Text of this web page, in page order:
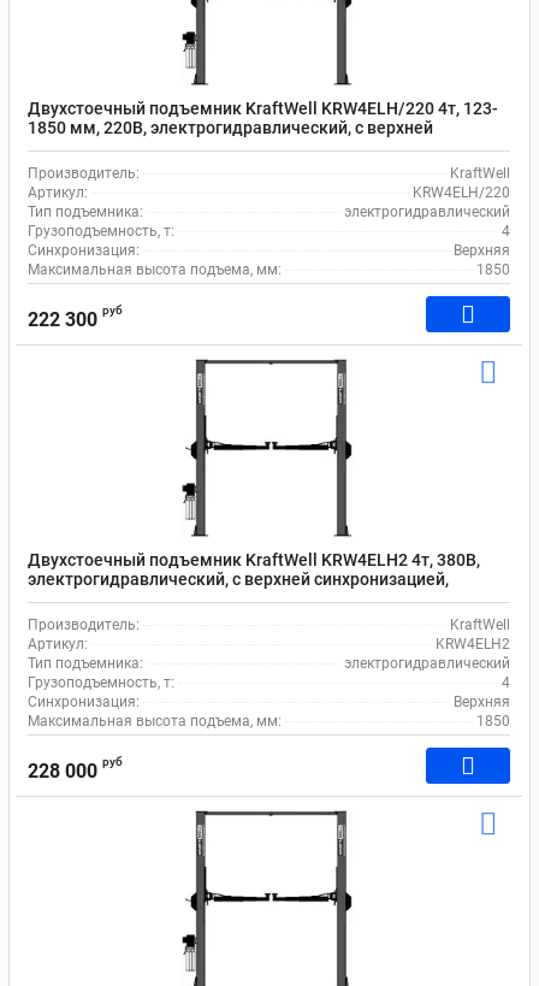
Двухстоечный подъемник KraftWell KRW4ELH/220 4т, 123-
1850 мм, 220В, электрогидравлический, с верхней
синхронизацией
Производитель:
KraftWell
Артикул:
KRW4ELH/220
Тип подъемника:
электрогидравлический
Грузоподъемность, т:
4
Синхронизация:
Верхняя
Максимальная высота подъема, мм:
1850
222 300 руб
Двухстоечный подъемник KraftWell KRW4ELH2 4т, 380В,
электрогидравлический, с верхней синхронизацией,
габаритная высота 3960 мм
Производитель:
KraftWell
Артикул:
KRW4ELH2
Тип подъемника:
электрогидравлический
Грузоподъемность, т:
4
Синхронизация:
Верхняя
Максимальная высота подъема, мм:
1850
228 000 руб